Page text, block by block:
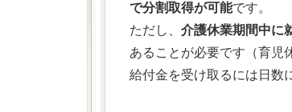
で分割取得が可能です。
ただし、 介護休業期間中に
あることが必要です（育児
給付金を受け取るには日数